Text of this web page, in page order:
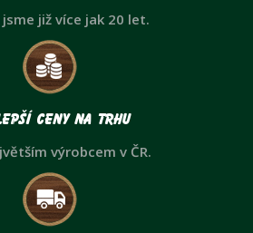
již více jak 20 let.
ceny na trhu
výrobcem v ČR.